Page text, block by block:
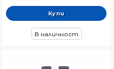
В наличност